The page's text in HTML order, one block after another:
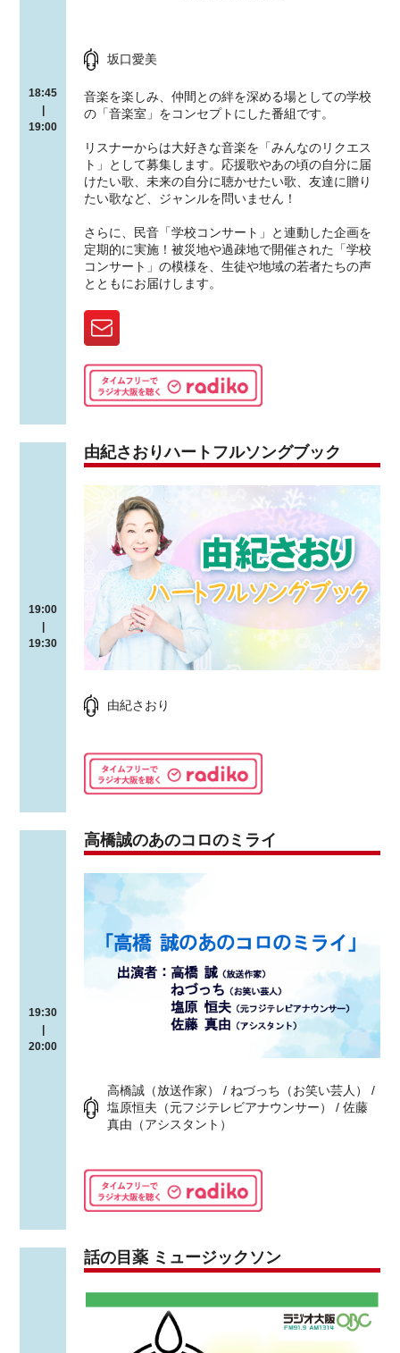
18:45
19:00
坂口愛美
音楽を楽しみ、仲間との絆を深める場としての学校
の「音楽室」をコンセプトにした番組です。
リスナーからは大好きな音楽を「みんなのリクエス
ト」として募集します。応援歌やあの頃の自分に届
けたい歌、未来の自分に聴かせたい歌、友達に贈り
たい歌など、ジャンルを問いません！
さらに、民音「学校コンサート」と連動した企画を
定期的に実施！被災地や過疎地で開催された「学校
コンサート」の模様を、生徒や地域の若者たちの声
とともにお届けします。
19:00
19:30
由紀さおりハートフルソングブック
由紀さおり
19:30
|
20:00
高橋誠のあのコロのミライ
高橋誠（放送作家） / ねづっち（お笑い芸人） /
塩原恒夫（元フジテレビアナウンサー） / 佐藤
真由（アシスタント）
話の目薬 ミュージックソン